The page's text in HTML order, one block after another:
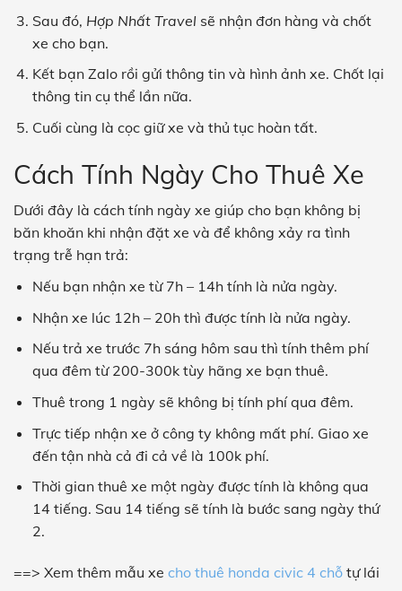
Sau đó, Hợp Nhất Travelsẽ nhận đơn hàng và chốt
xe cho bạn.
Kết bạn Zalo rồi gửi thông tin và hình ảnh xe. Chốt lại
thông tin cụ thể lần nữa.
Cuối cùng là cọc giữ xe và thủ tục hoàn tất.
Cách Tính Ngày Cho Thuê Xe
Dưới đây là cách tính ngày xe giúp cho bạn không bị
băn khoăn khi nhận đặt xe và để không xảy ra tình
trạng trễ hạn trả:
Nếu bạn nhận xe từ 7h – 14h tính là nửa ngày.
Nhận xe lúc 12h – 20h thì được tính là nửa ngày.
Nếu trả xe trước 7h sáng hôm sau thì tính thêm phí
qua đêm từ 200-300k tùy hãng xe bạn thuê.
Thuê trong 1 ngày sẽ không bị tính phí qua đêm.
Trực tiếp nhận xe ở công ty không mất phí. Giao xe
đến tận nhà cả đi cả về là 100k phí.
Thời gian thuê xe một ngày được tính là không qua
14 tiếng. Sau 14 tiếng sẽ tính là bước sang ngày thứ
2.
==> Xem thêm mẫu xe cho thuê honda civic 4 chỗ tự lái